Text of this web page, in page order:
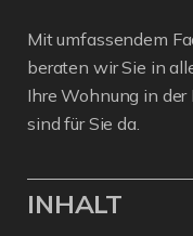
Mit umfassendem
beraten wir Sie in
Ihre Wohnung in
sind für Sie da.
INHALT